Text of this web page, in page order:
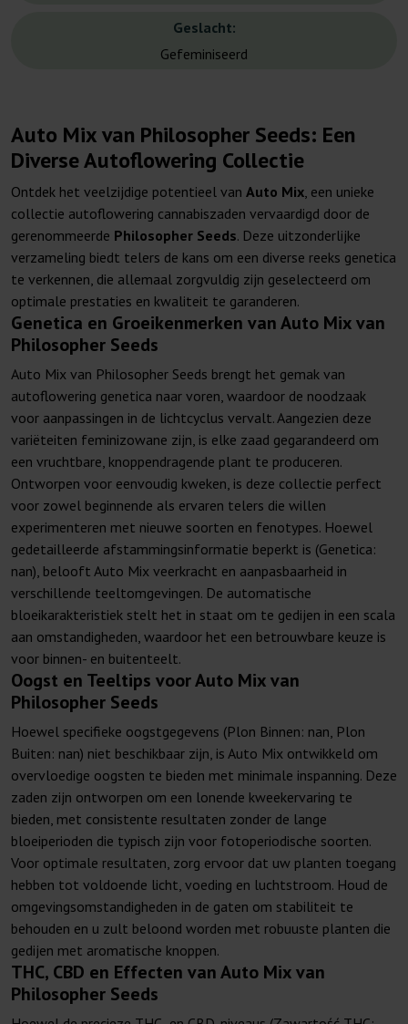
Geslacht:
Gefeminiseerd
Auto Mix van Philosopher Seeds: Een
Diverse Autoflowering Collectie
Ontdek het veelzijdige potentieel van Auto Mix, een unieke
collectie autoflowering cannabiszaden vervaardigd door de
gerenommeerde Philosopher Seeds. Deze uitzonderlijke
verzameling biedt telers de kans om een diverse reeks genetica
te verkennen, die allemaal zorgvuldig zijn geselecteerd om
optimale prestaties en kwaliteit te garanderen.
Genetica en Groeikenmerken van Auto Mix van
Philosopher Seeds
Auto Mix van Philosopher Seeds brengt het gemak van
autoflowering genetica naar voren, waardoor de noodzaak
voor aanpassingen in de lichtcyclus vervalt. Aangezien deze
variëteiten feminizowane zijn, is elke zaad gegarandeerd om
een vruchtbare, knoppendragende plant te produceren.
Ontworpen voor eenvoudig kweken, is deze collectie perfect
voor zowel beginnende als ervaren telers die willen
experimenteren met nieuwe soorten en fenotypes. Hoewel
gedetailleerde afstammingsinformatie beperkt is (Genetica:
nan), belooft Auto Mix veerkracht en aanpasbaarheid in
verschillende teeltomgevingen. De automatische
bloeikarakteristiek stelt het in staat om te gedijen in een scala
aan omstandigheden, waardoor het een betrouwbare keuze is
voor binnen- en buitenteelt.
Oogst en Teeltips voor Auto Mix van
Philosopher Seeds
Hoewel specifieke oogstgegevens (Plon Binnen: nan, Plon
Buiten: nan) niet beschikbaar zijn, is Auto Mix ontwikkeld om
overvloedige oogsten te bieden met minimale inspanning. Deze
zaden zijn ontworpen om een lonende kweekervaring te
bieden, met consistente resultaten zonder de lange
bloeiperioden die typisch zijn voor fotoperiodische soorten.
Voor optimale resultaten, zorg ervoor dat uw planten toegang
hebben tot voldoende licht, voeding en luchtstroom. Houd de
omgevingsomstandigheden in de gaten om stabiliteit te
behouden en u zult beloond worden met robuuste planten die
gedijen met aromatische knoppen.
THC, CBD en Effecten van Auto Mix van
Philosopher Seeds